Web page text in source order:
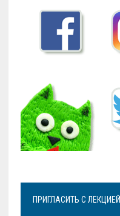
ПРИГЛАСИТЬ С ЛЕКЦИЕЙ